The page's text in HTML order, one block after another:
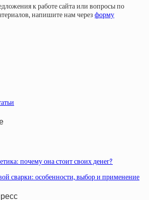
к работе сайта или вопросы по
напишите нам через форму
почему она стоит своих денег?
сварки: особенности, выбор и применение